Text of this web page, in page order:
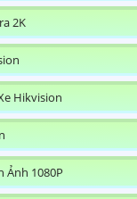
2K
Hikvision
Ảnh 1080P